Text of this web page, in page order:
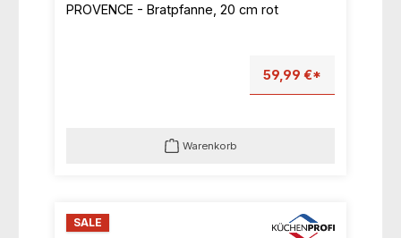
PROVENCE - Bratpfanne, 20 cm rot
59,99 €*
Warenkorb
SALE